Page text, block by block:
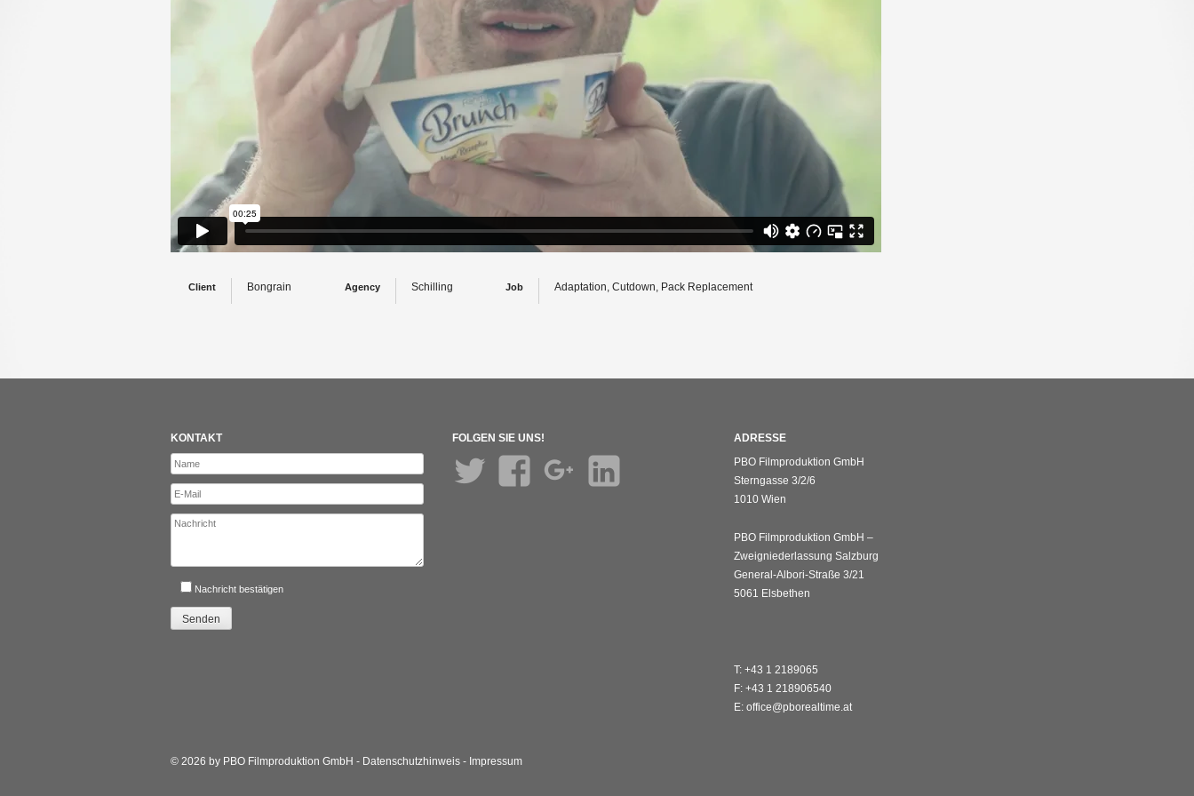
Client Bongrain Agency Schilling Job Adaptation, Cutdown, Pack Replacement
KONTAKT
Nachricht bestätigen
FOLGEN SIE UNS!
Twitter
Facebook Google+ LinkedIn
ADRESSE
PBO Filmproduktion GmbH
Sterngasse 3/2/6
1010 Wien
PBO Filmproduktion GmbH –
Zweigniederlassung Salzburg
General-Albori-Straße 3/21
5061 Elsbethen
T: +43 1 2189065
F: +43 1 218906540
E: office@pborealtime.at
© 2026 by PBO Filmproduktion GmbH - Datenschutzhinweis - Impressum